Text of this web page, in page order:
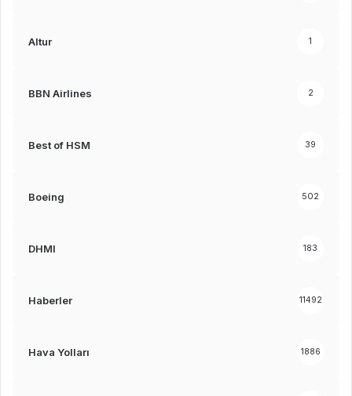
Altur 1
BBN Airlines 2
Best of HSM 39
Boeing 502
DHMI 183
Haberler 11492
Hava Yolları 1886